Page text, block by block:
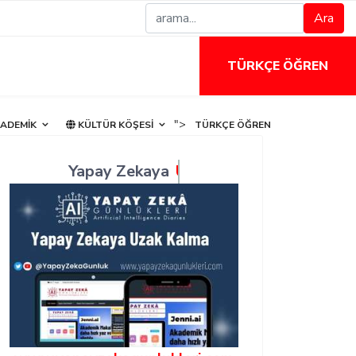
Ara
TÜRKÇE ÖĞREN
KÜLTÜR KÖŞESI "> TÜRKÇE ÖĞREN
Yapay Zekaya Takip Et